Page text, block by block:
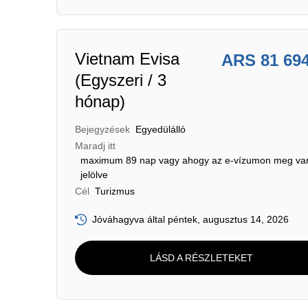
Vietnam Evisa
(Egyszeri / 3
hónap)
ARS 81
Bejegyzések Egyedülálló
Maradj itt
maximum 89 nap vagy ahogy az e-vízumon meg
jelölve
Cél Turizmus
Jóváhagyva által péntek, augusztus 14, 2026
LÁSD A RÉSZLETEKET